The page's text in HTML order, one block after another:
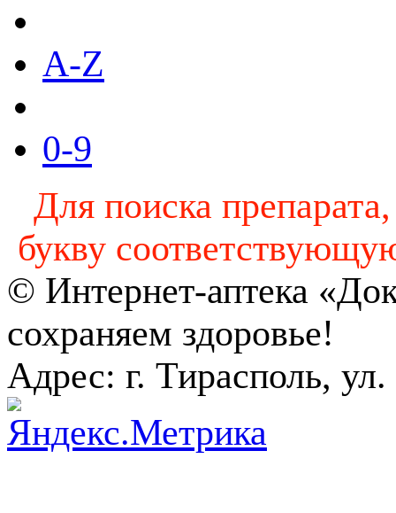
A-Z
0-9
Для поиска
букву
© Интернет-аптека
сохраняем здоровье!
Адрес: г. Тирасполь,